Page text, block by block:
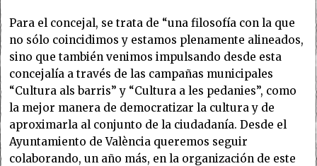
Para el concejal, se trata de “una filosofía con la que
no sólo coincidimos y estamos plenamente alineados,
sino que también venimos impulsando desde esta
concejalía a través de las campañas municipales
“Cultura als barris” y “Cultura a les pedanies”, como
la mejor manera de democratizar la cultura y de
aproximarla al conjunto de la ciudadanía. Desde el
Ayuntamiento de València queremos seguir
colaborando, un año más, en la organización de este